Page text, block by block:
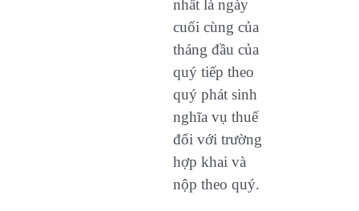
nhất là ngày
cuối cùng của
tháng đầu của
quý tiếp theo
quý phát sinh
nghĩa vụ thuế
đối với trường
hợp khai và
nộp theo quý.